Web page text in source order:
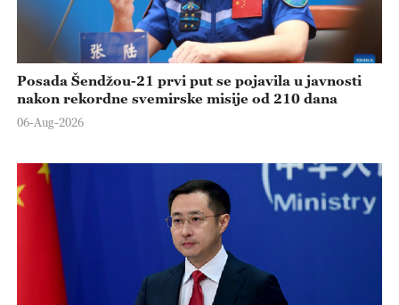
Posada Šendžou-21 prvi put se pojavila u javnosti
nakon rekordne svemirske misije od 210 dana
06-Aug-2026